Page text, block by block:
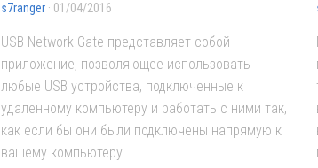
s7ranger · 01/04/2016
USB Network Gate представляет собой
приложение, позволяющее использовать
любые USB устройства, подключенные к
удалённому компьютеру и работать с ними так,
как если бы они были подключены напрямую к
вашему компьютеру.